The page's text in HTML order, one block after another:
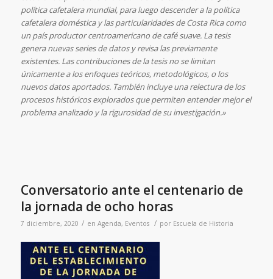
política cafetalera mundial, para luego descender a la política
cafetalera doméstica y las particularidades de Costa Rica como
un país productor centroamericano de café suave. La tesis
genera nuevas series de datos y revisa las previamente
existentes. Las contribuciones de la tesis no se limitan
únicamente a los enfoques teóricos, metodológicos, o los
nuevos datos aportados. También incluye una relectura de los
procesos históricos explorados que permiten entender mejor el
problema analizado y la rigurosidad de su investigación.»
Conversatorio ante el centenario de
la jornada de ocho horas
7 diciembre, 2020 / en Agenda, Eventos / por Escuela de Historia